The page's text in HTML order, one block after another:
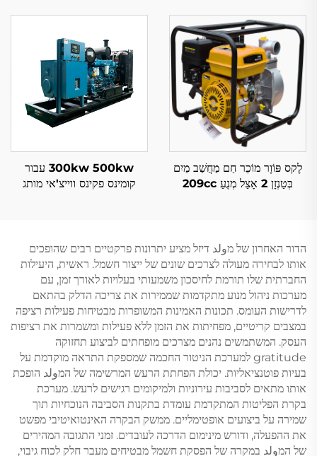
50/60Hz מארה לקס
ידני/אוטומטיutomatik
לֶקס פּוֹוֶר מוֹכֵר חַם מַחֲשַׁב מַיִם
בְּטַנְזָן 2 אָצַל מְנֻעַ 209cc
300kw 500kw עבור
קומינס פקינס ווייצ'אי מותג
הדור האחרון של מولد דיזל מציע יתרונות פרקטיים רבים שהופכים
אותו לבחירה מעולה לצרכים שונים של ייצור חשמל. ראשית, היעילות
החברתית שלו תורמת לחיסכון משמעותי בעלויות לאורך זמן, עם
מערכות ניהול מנוע מתקדמות שממירות את צריכה הדלק בהתאם
לדרישות העומס. תכונות האמינות המשופרות מבטיחות פעילות רציפה
במצבים קריטיים, מפחיתות את הזמן ללא פעילות ומשמרות את רציפות
העסק. המשתמשים נהנים מצרכים מופחתים לביצוע תחזוקה
gratitude למערכת הניטור החכמה שמספקת התראה מוקדמת על
בעיות פוטנציאליות. יכולת הפחתת הרעש המרשימה של המولد הופכת
אותו מתאים לסביבות עירוניות ולמיקומים רגישים לרעש. מערכת
בקרת הפליטות המתקדמת עומדת בתקנות הסביבה הנוכחיות תוך
שמירה על ביצועים אופטימליים. ממשק הבקרה האינטואיטיבי מפשט
את ההפעלה, ודורש מינימום הדרכה לעובדים. זמני התגובה המהירים
של המولد במקרה של הפסקת חשמל מבטיחים מעבר חלק לכוח גיבוי,